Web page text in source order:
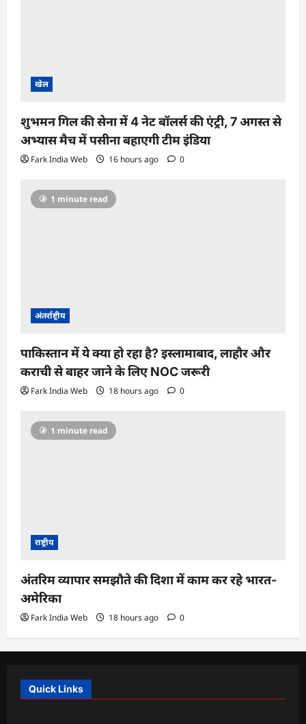
खेल
शुभमन गिल की सेना में 4 नेट बॉलर्स की एंट्री, 7 अगस्त से
अभ्यास मैच में पसीना बहाएगी टीम इंडिया
Fark India Web 16 hours ago 0
1 minute read
अंतर्राष्ट्रीय
पाकिस्तान में ये क्या हो रहा है? इस्लामाबाद, लाहौर और
कराची से बाहर जाने के लिए NOC जरूरी
Fark India Web 18 hours ago 0
1 minute read
राष्ट्रीय
अंतरिम व्यापार समझौते की दिशा में काम कर रहे भारत-
अमेरिका
Fark India Web 18 hours ago 0
Quick Links